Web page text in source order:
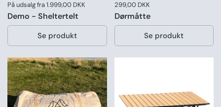
Pris:
På udsalg fra 1.999,00 DKK
Demo - Sheltertelt
Se produkt
Pris:
299,00 DKK
Dørmåtte
Se produkt